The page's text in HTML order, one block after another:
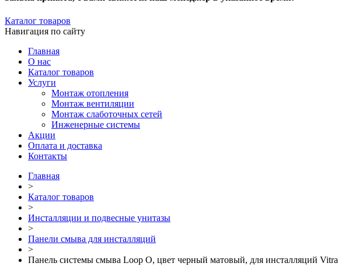
Каталог товаров
Навигация по сайту
Главная
О нас
Каталог товаров
Услуги
Монтаж отопления
Монтаж вентиляции
Монтаж слаботочных сетей
Инженерные системы
Акции
Оплата и доставка
Контакты
Главная
>
Каталог товаров
>
Инсталляции и подвесные унитазы
>
Панели смыва для инсталляций
>
Панель системы смыва Loop O, цвет черный матовый, для инсталляций Vitra